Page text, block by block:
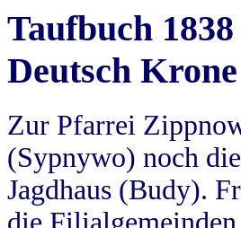
Taufbuch
Deutsch Krone
Zur Pfarrei
(Sypnywo) noch
Jagdhaus (Budy).